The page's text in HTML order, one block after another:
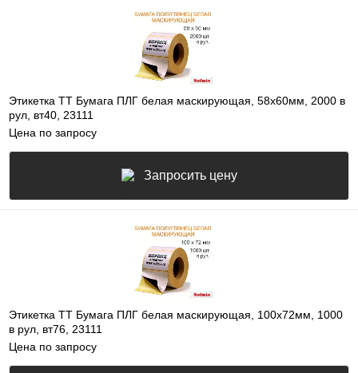
Этикетка ТТ Бумага ПЛГ белая маскирующая, 58х60мм, 2000 в
рул, вт40, 23111
Цена по запросу
Запросить цену
Этикетка ТТ Бумага ПЛГ белая маскирующая, 100х72мм, 1000
в рул, вт76, 23111
Цена по запросу